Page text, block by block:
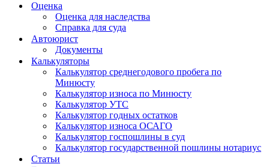
Оценка
Оценка для наследства
Справка для суда
Автоюрист
Документы
Калькуляторы
Калькулятор среднегодового пробега по
Минюсту
Калькулятор износа по Минюсту
Калькулятор УТС
Калькулятор годных остатков
Калькулятор износа ОСАГО
Калькулятор госпошлины в суд
Калькулятор государственной пошлины нотариус
Статьи